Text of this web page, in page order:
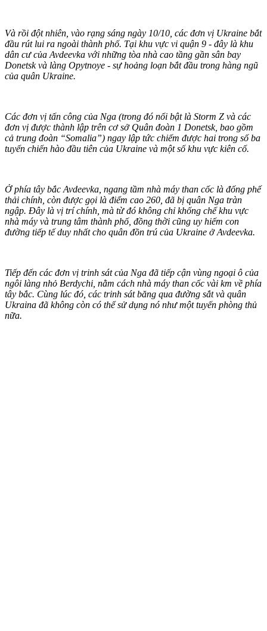
Và rồi đột nhiên, vào rạng sáng ngày 10/10, các đơn vị Ukraine bắt
đầu rút lui ra ngoài thành phố. Tại khu vực vi quận 9 - đây là khu
dân cư của Avdeevka với những tòa nhà cao tầng gần sân bay
Donetsk và làng Opytnoye - sự hoảng loạn bắt đầu trong hàng ngũ
của quân Ukraine.
Các đơn vị tấn công của Nga (trong đó nổi bật là Storm Z và các
đơn vị được thành lập trên cơ sở Quân đoàn 1 Donetsk, bao gồm
cả trung đoàn “Somalia”) ngay lập tức chiếm được hai trong số ba
tuyến chiến hào đầu tiên của Ukraine và một số khu vực kiên cố.
Ở phía tây bắc Avdeevka, ngang tầm nhà máy than cốc là đống phế
thải chính, còn được gọi là điểm cao 260, đã bị quân Nga tràn
ngập. Đây là vị trí chính, mà từ đó không chỉ khống chế khu vực
nhà máy và trung tâm thành phố, đồng thời cũng uy hiếm con
đường tiếp tế duy nhất cho quân đồn trú của Ukraine ở Avdeevka.
Tiếp đến các đơn vị trinh sát của Nga đã tiếp cận vùng ngoại ô của
ngôi làng nhỏ Berdychi, nằm cách nhà máy than cốc vài km về phía
tây bắc. Cùng lúc đó, các trinh sát băng qua đường sắt và quân
Ukraina đã không còn có thể sử dụng nó như một tuyến phòng thủ
nữa.